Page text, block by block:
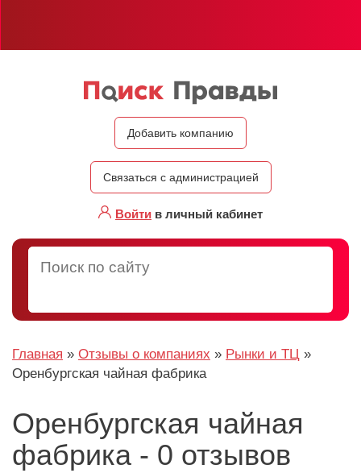
Добавить компанию
Связаться с администрацией
Войти в личный кабинет
Главная » Отзывы о компаниях » Рынки и ТЦ »
Оренбургская чайная фабрика
Оренбургская чайная
фабрика - 0 отзывов